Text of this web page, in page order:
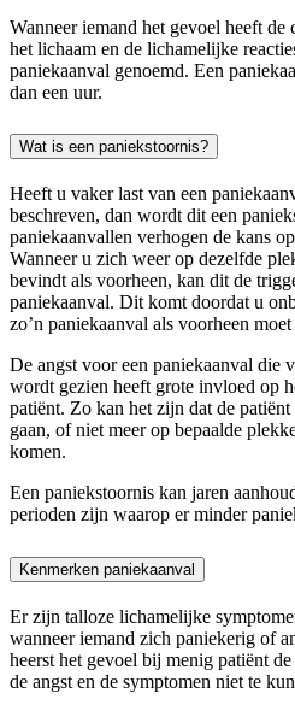
Wanneer iemand het gevoel heeft
het lichaam en de lichamelijke
paniekaanval genoemd. Een
dan een uur.
Wat is een paniekstoornis?
Heeft u vaker last van een
beschreven, dan wordt dit een
paniekaanvallen verhogen de kans
Wanneer u zich weer op dezelfde
bevindt als voorheen, kan dit de
paniekaanval. Dit komt doordat u
zo’n paniekaanval als voorheen
De angst voor een paniekaanval die
wordt gezien heeft grote invloed op
patiënt. Zo kan het zijn dat de
gaan, of niet meer op bepaalde
komen.
Een paniekstoornis kan jaren
perioden zijn waarop er minder
Kenmerken paniekaanval
Er zijn talloze lichamelijke
wanneer iemand zich paniekerig of
heerst het gevoel bij menig patiënt
de angst en de symptomen niet te